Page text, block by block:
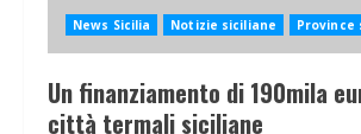
News Sicilia Notizie siciliane Province
Un finanziamento di 190mila
città termali siciliane